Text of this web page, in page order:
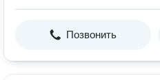
Позвонить